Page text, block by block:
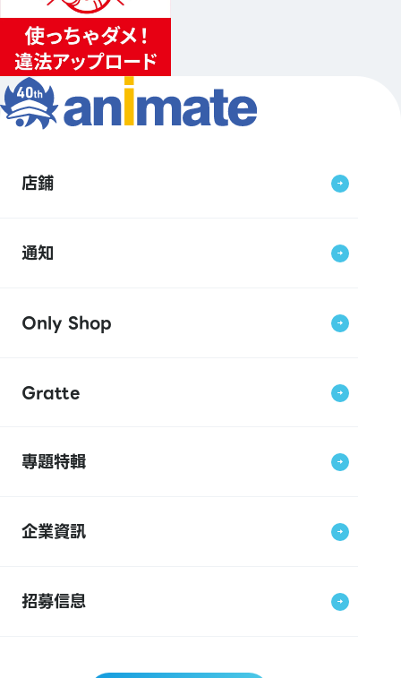
店鋪
通知
Only Shop
Gratte
專題特輯
企業資訊
招募信息